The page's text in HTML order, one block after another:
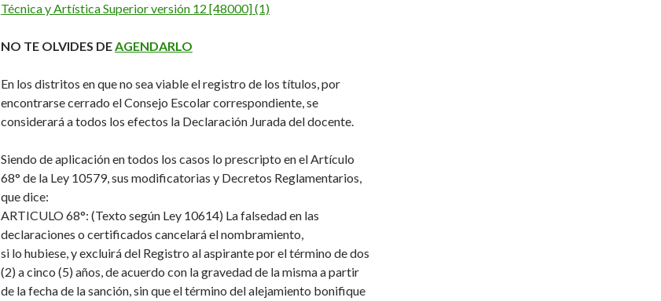
Técnica y Artística Superior versión 12 [48000] (1)
NO TE OLVIDES DEAGENDARLO
En los distritos en que no sea viable el registro de los títulos, por
encontrarse cerrado el Consejo Escolar correspondiente, se
considerará a todos los efectos la Declaración Jurada del docente.
Siendo de aplicación en todos los casos lo prescripto en el Artículo
68° de la Ley 10579, sus modificatorias y Decretos Reglamentarios,
que dice:
ARTICULO 68°: (Texto según Ley 10614) La falsedad en las
declaraciones o certificados cancelará el nombramiento,
si lo hubiese, y excluirá del Registro al aspirante por el término de dos
(2) a cinco (5) años, de acuerdo con la gravedad de la misma a partir
de la fecha de la sanción, sin que el término del alejamiento bonifique